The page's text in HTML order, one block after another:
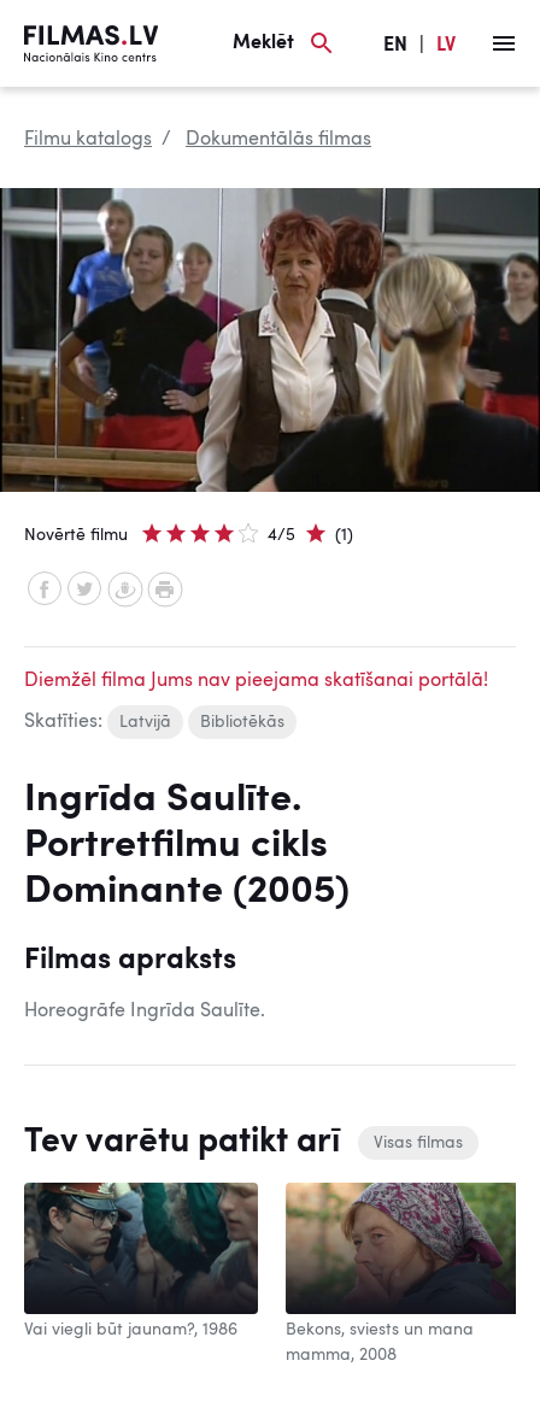
Meklēt EN LV
Filmu katalogs Dokumentālās filmas
Novērtē filmu 4/5 (1)
Diemžēl filma Jums nav pieejama skatīšanai portālā!
Skatīties: Latvijā Bibliotēkās
Ingrīda Saulīte.
Portretfilmu cikls
Dominante (2005)
Filmas apraksts
Horeogrāfe Ingrīda Saulīte.
Tev varētu patikt arī Visas filmas
Vai viegli būt jaunam?, 1986
Bekons, sviests un mana
mamma, 2008